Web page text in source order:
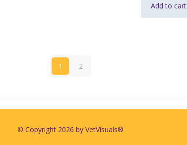
Add to cart
1 2
© Copyright 2026 by VetVisuals®